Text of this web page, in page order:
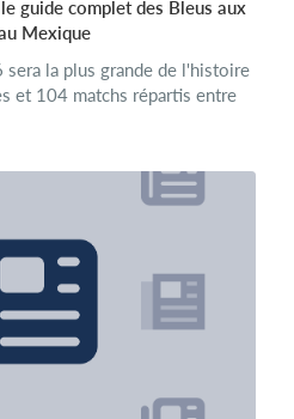
guide complet des Bleus aux
Mexique
la plus grande de l'histoire
et 104 matchs répartis entre